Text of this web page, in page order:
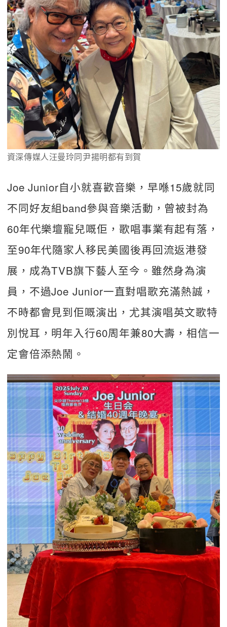
資深傳媒人汪曼玲同尹揚明都有到賀
Joe Junior自小就喜歡音樂，早喺15歲就同
不同好友組band參與音樂活動，曾被封為
60年代樂壇寵兒嘅佢，歌唱事業有起有落，
至90年代隨家人移民美國後再回流返港發
展，成為TVB旗下藝人至今。雖然身為演
員，不過Joe Junior一直對唱歌充滿熱誠，
不時都會見到佢嘅演出，尤其演唱英文歌特
別悅耳，明年入行60周年兼80大壽，相信一
定會倍添熱鬧。